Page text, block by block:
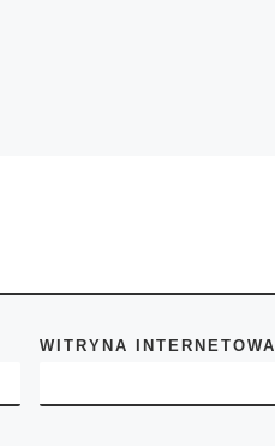
WITRYNA INTERNETOWA